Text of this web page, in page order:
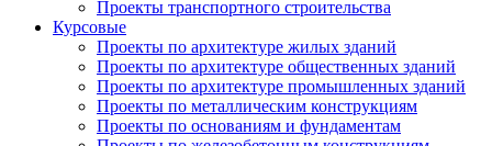
Проекты транспортного строительства
Курсовые
Проекты по архитектуре жилых зданий
Проекты по архитектуре общественных зданий
Проекты по архитектуре промышленных зданий
Проекты по металлическим конструкциям
Проекты по основаниям и фундаментам